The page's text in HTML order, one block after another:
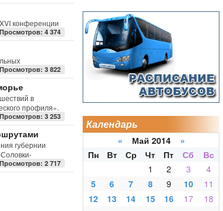
конференции
Просмотров: 4 374
Просмотров: 3 822
в
профиля».
Просмотров: 3 253
губернии
Просмотров: 2 717
Календарь
« Май 2014 »
Пн
Вт Ср Чт Пт Сб
Вс
1
2 3
4
5
6 7 8 9 10
11
12
13 14 15 16 17
18